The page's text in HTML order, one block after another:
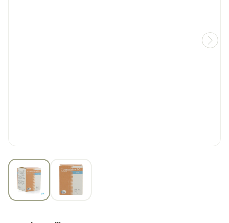
View larger imageView larger image